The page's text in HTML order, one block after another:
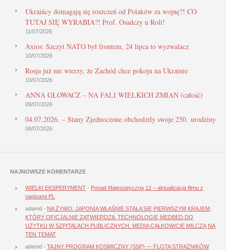
Ukraińcy domagają się roszczeń od Polaków za wojnę?! CO
TUTAJ SIĘ WYRABIA?! Prof. Osadczy u Roli!
11/07/2026
Axios: Szczyt NATO był frontem, 24 lipca to wyzwalacz
10/07/2026
Rosja już nie wierzy, że Zachód chce pokoju na Ukrainie
10/07/2026
ANNA GŁOWACZ – NA FALI WIELKICH ZMIAN (całość)
09/07/2026
04.07.2026. – Stany Zjednoczone obchodziły swoje 250. urodziny
08/07/2026
NAJNOWSZE KOMENTARZE
WIELKI EKSPERYMENT - Ponad Majestatyczną 12 – aktualizacja filmu z
napisami PL
adamd - NA ŻYWO: JAPONIA WŁAŚNIE STAŁA SIĘ PIERWSZYM KRAJEM,
KTÓRY OFICJALNIE ZATWIERDZIŁ TECHNOLOGIĘ MEDBED DO
UŻYTKU W SZPITALACH PUBLICZNYCH. MEDIA CAŁKOWICIE MILCZĄ NA
TEN TEMAT
adamd - TAJNY PROGRAM KOSMICZNY (SSP) — FLOTA STRAŻNIKÓW